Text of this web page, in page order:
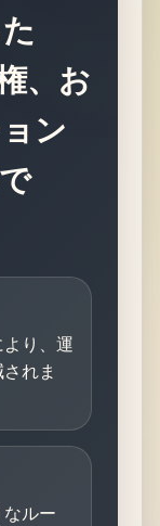
、お
ン
り、運
れま
ルー